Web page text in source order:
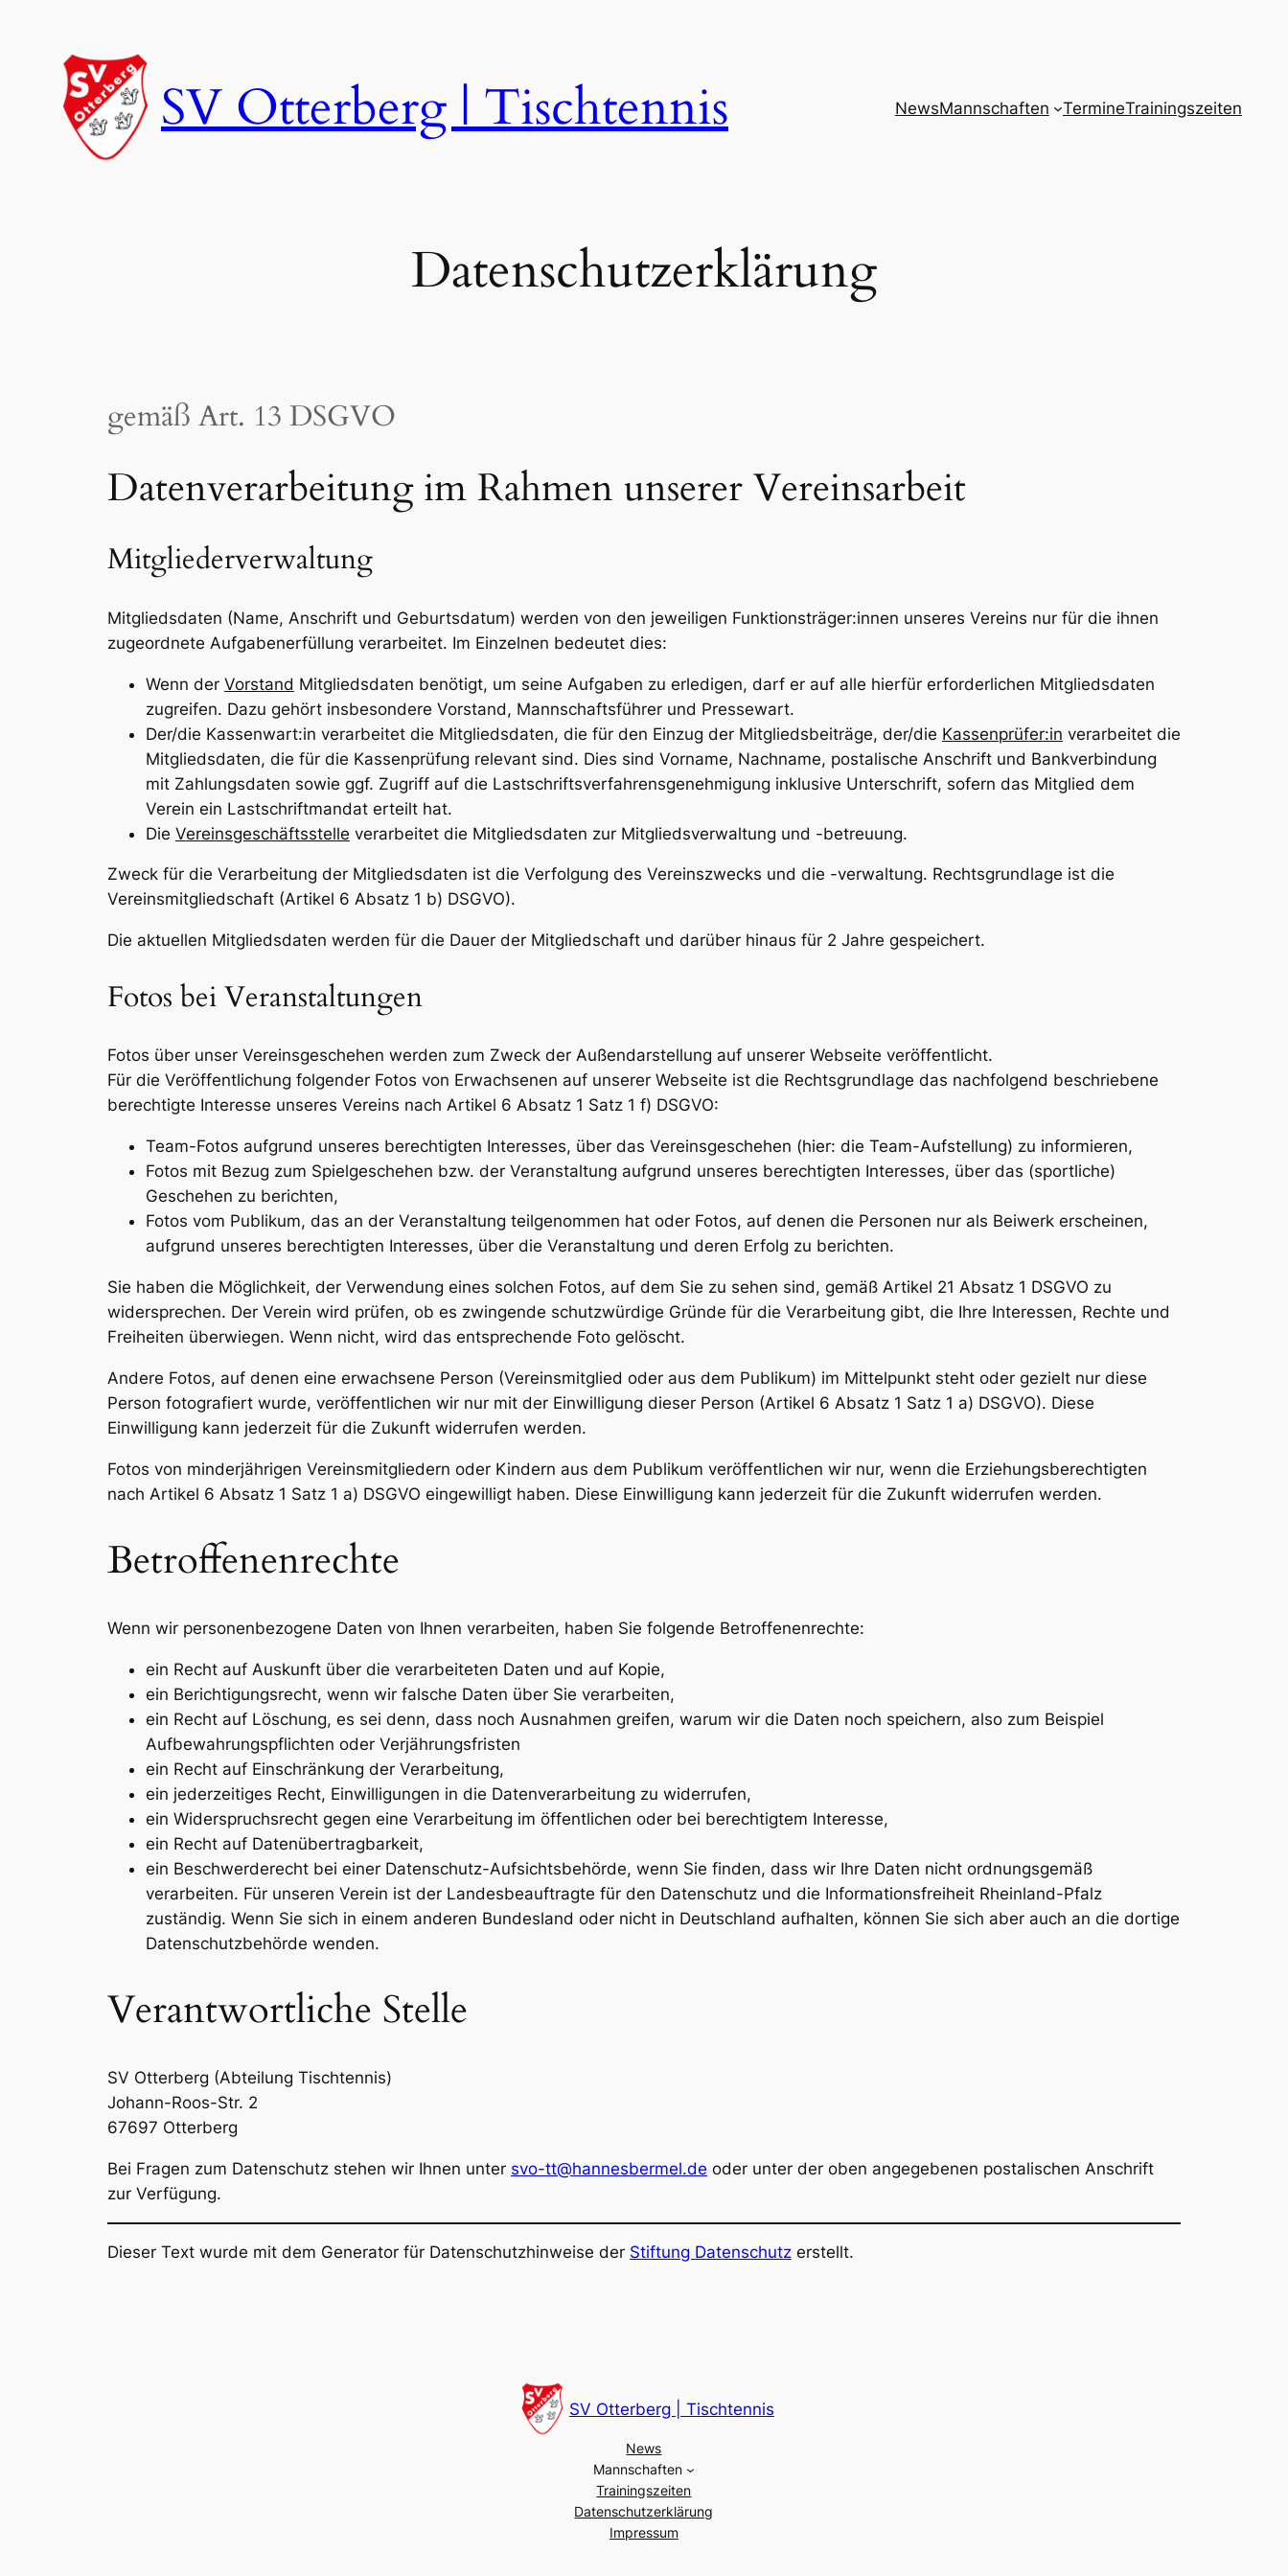
springen
SV Otterberg | Tischtennis NewsMannschaften TermineTrainingszeiten
Datenschutzerklärung
gemäß Art. 13 DSGVO
Datenverarbeitung im Rahmen unserer Vereinsarbeit
Mitgliederverwaltung
Mitgliedsdaten (Name, Anschrift und Geburtsdatum) werden von den jeweiligen Funktionsträger:innen unseres Vereins nur für die ihnen
zugeordnete Aufgabenerfüllung verarbeitet. Im Einzelnen bedeutet dies:
Wenn der Vorstand Mitgliedsdaten benötigt, um seine Aufgaben zu erledigen, darf er auf alle hierfür erforderlichen Mitgliedsdaten
zugreifen. Dazu gehört insbesondere Vorstand, Mannschaftsführer und Pressewart.
Der/die Kassenwart:in verarbeitet die Mitgliedsdaten, die für den Einzug der Mitgliedsbeiträge, der/die Kassenprüfer:in verarbeitet die
Mitgliedsdaten, die für die Kassenprüfung relevant sind. Dies sind Vorname, Nachname, postalische Anschrift und Bankverbindung
mit Zahlungsdaten sowie ggf. Zugriff auf die Lastschriftsverfahrensgenehmigung inklusive Unterschrift, sofern das Mitglied dem
Verein ein Lastschriftmandat erteilt hat.
Die Vereinsgeschäftsstelle verarbeitet die Mitgliedsdaten zur Mitgliedsverwaltung und -betreuung.
Zweck für die Verarbeitung der Mitgliedsdaten ist die Verfolgung des Vereinszwecks und die -verwaltung. Rechtsgrundlage ist die
Vereinsmitgliedschaft (Artikel 6 Absatz 1 b) DSGVO).
Die aktuellen Mitgliedsdaten werden für die Dauer der Mitgliedschaft und darüber hinaus für 2 Jahre gespeichert.
Fotos bei Veranstaltungen
Fotos über unser Vereinsgeschehen werden zum Zweck der Außendarstellung auf unserer Webseite veröffentlicht.
Für die Veröffentlichung folgender Fotos von Erwachsenen auf unserer Webseite ist die Rechtsgrundlage das nachfolgend beschriebene
berechtigte Interesse unseres Vereins nach Artikel 6 Absatz 1 Satz 1 f) DSGVO:
Team-Fotos aufgrund unseres berechtigten Interesses, über das Vereinsgeschehen (hier: die Team-Aufstellung) zu informieren,
Fotos mit Bezug zum Spielgeschehen bzw. der Veranstaltung aufgrund unseres berechtigten Interesses, über das (sportliche)
Geschehen zu berichten,
Fotos vom Publikum, das an der Veranstaltung teilgenommen hat oder Fotos, auf denen die Personen nur als Beiwerk erscheinen,
aufgrund unseres berechtigten Interesses, über die Veranstaltung und deren Erfolg zu berichten.
Sie haben die Möglichkeit, der Verwendung eines solchen Fotos, auf dem Sie zu sehen sind, gemäß Artikel 21 Absatz 1 DSGVO zu
widersprechen. Der Verein wird prüfen, ob es zwingende schutzwürdige Gründe für die Verarbeitung gibt, die Ihre Interessen, Rechte und
Freiheiten überwiegen. Wenn nicht, wird das entsprechende Foto gelöscht.
Andere Fotos, auf denen eine erwachsene Person (Vereinsmitglied oder aus dem Publikum) im Mittelpunkt steht oder gezielt nur diese
Person fotografiert wurde, veröffentlichen wir nur mit der Einwilligung dieser Person (Artikel 6 Absatz 1 Satz 1 a) DSGVO). Diese
Einwilligung kann jederzeit für die Zukunft widerrufen werden.
Fotos von minderjährigen Vereinsmitgliedern oder Kindern aus dem Publikum veröffentlichen wir nur, wenn die Erziehungsberechtigten
nach Artikel 6 Absatz 1 Satz 1 a) DSGVO eingewilligt haben. Diese Einwilligung kann jederzeit für die Zukunft widerrufen werden.
Betroffenenrechte
Wenn wir personenbezogene Daten von Ihnen verarbeiten, haben Sie folgende Betroffenenrechte:
ein Recht auf Auskunft über die verarbeiteten Daten und auf Kopie,
ein Berichtigungsrecht, wenn wir falsche Daten über Sie verarbeiten,
ein Recht auf Löschung, es sei denn, dass noch Ausnahmen greifen, warum wir die Daten noch speichern, also zum Beispiel
Aufbewahrungspflichten oder Verjährungsfristen
ein Recht auf Einschränkung der Verarbeitung,
ein jederzeitiges Recht, Einwilligungen in die Datenverarbeitung zu widerrufen,
ein Widerspruchsrecht gegen eine Verarbeitung im öffentlichen oder bei berechtigtem Interesse,
ein Recht auf Datenübertragbarkeit,
ein Beschwerderecht bei einer Datenschutz-Aufsichtsbehörde, wenn Sie finden, dass wir Ihre Daten nicht ordnungsgemäß
verarbeiten. Für unseren Verein ist der Landesbeauftragte für den Datenschutz und die Informationsfreiheit Rheinland-Pfalz
zuständig. Wenn Sie sich in einem anderen Bundesland oder nicht in Deutschland aufhalten, können Sie sich aber auch an die dortige
Datenschutzbehörde wenden.
Verantwortliche Stelle
SV Otterberg (Abteilung Tischtennis)
Johann-Roos-Str. 2
67697 Otterberg
Bei Fragen zum Datenschutz stehen wir Ihnen unter svo-tt@hannesbermel.de oder unter der oben angegebenen postalischen Anschrift
zur Verfügung.
Dieser Text wurde mit dem Generator für Datenschutzhinweise der Stiftung Datenschutz erstellt.
SV Otterberg | Tischtennis
News
Mannschaften
Trainingszeiten
Datenschutzerklärung
Impressum